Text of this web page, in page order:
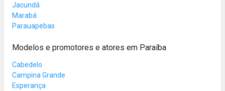
Jacundá
Marabá
Parauapebas
Modelos e promotores e atores em Paraíba
Cabedelo
Campina Grande
Esperança